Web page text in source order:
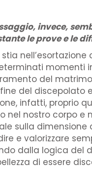
invece,
le prove e le
momenti
del
del discepolato
infatti, proprio
nel nostro corpo
sulla
e valorizzare
dalla logica del
di essere